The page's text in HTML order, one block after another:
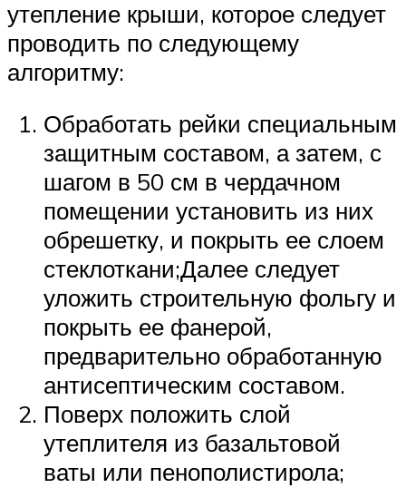
утепление крыши, которое следует
проводить по следующему
алгоритму:
Обработать рейки специальным
защитным составом, а затем, с
шагом в 50 см в чердачном
помещении установить из них
обрешетку, и покрыть ее слоем
стеклоткани;Далее следует
уложить строительную фольгу и
покрыть ее фанерой,
предварительно обработанную
антисептическим составом.
Поверх положить слой
утеплителя из базальтовой
ваты или пенополистирола;